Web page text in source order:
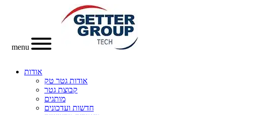
menu
אודות
אודות גטר טק
קבוצת גטר
מותגים
חדשות ועדכונים